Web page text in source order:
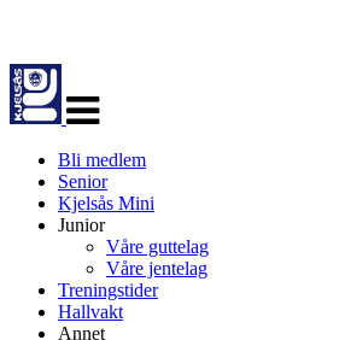
navigasjon
Bli medlem
Senior
Kjelsås Mini
Junior
Våre guttelag
Våre jentelag
Treningstider
Hallvakt
Annet